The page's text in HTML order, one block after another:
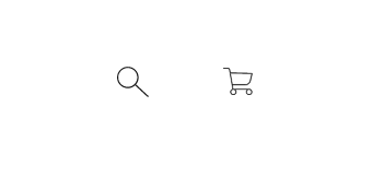
PROCURAR
Carrinho